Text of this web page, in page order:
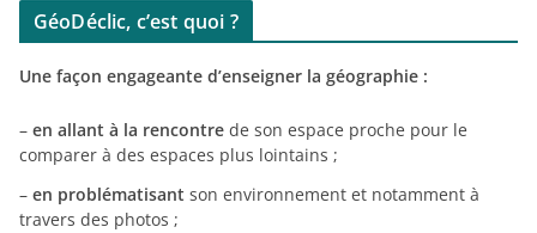
GéoDéclic, c’est quoi ?
Une façon engageante d’enseigner la géographie :
– en allant à la rencontre de son espace proche pour le
comparer à des espaces plus lointains ;
– en problématisant son environnement et notamment à
travers des photos ;